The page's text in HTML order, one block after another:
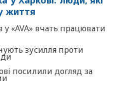
життя
«AVA» вчать працювати
зусилля проти
посилили догляд за